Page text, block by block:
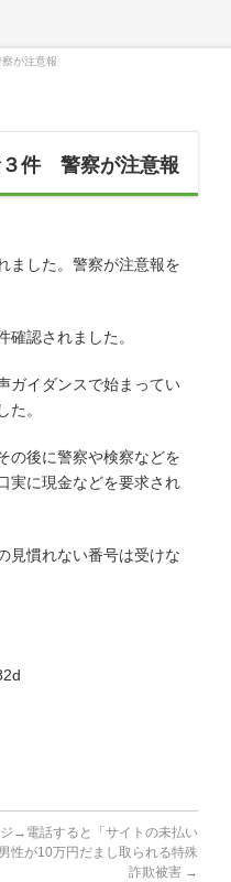
が注意報
３件 警察が注意報
ました。警察が注意報を
認されました。
ガイダンスで始まってい
。
の後に警察や検察などを
実に現金などを要求され
見慣れない番号は受けな
→電話すると「サイトの未払い
性が10万円だまし取られる特殊
詐欺被害 →